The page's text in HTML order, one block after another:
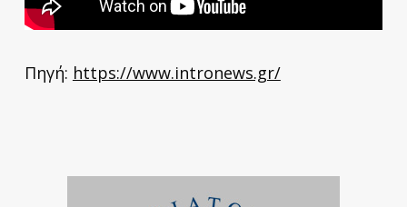
Πηγή: https://www.intronews.gr/